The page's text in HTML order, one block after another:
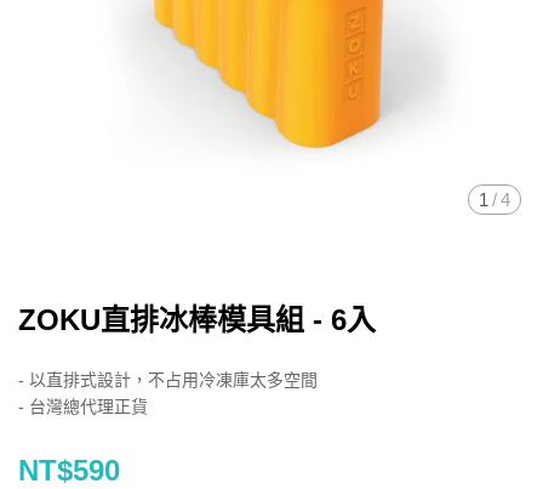
1 /4
ZOKU直排冰棒模具組 - 6入
- 以直排式設計，不占用冷凍庫太多空間
- 台灣總代理正貨
NT$590